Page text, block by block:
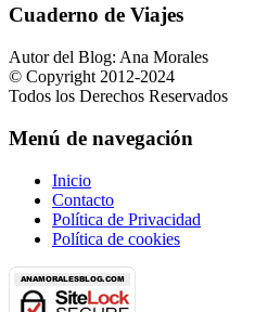
Cuaderno de Viajes
Autor del Blog: Ana Morales
© Copyright 2012-2024
Todos los Derechos Reservados
Menú de navegación
Inicio
Contacto
Política de Privacidad
Política de cookies